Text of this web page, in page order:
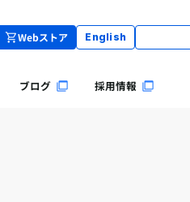
Webストア English
ブログ 採用情報